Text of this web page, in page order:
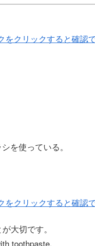
クリックすると確認で
を使っている。
クリックすると確認で
大切です。
toothpaste.